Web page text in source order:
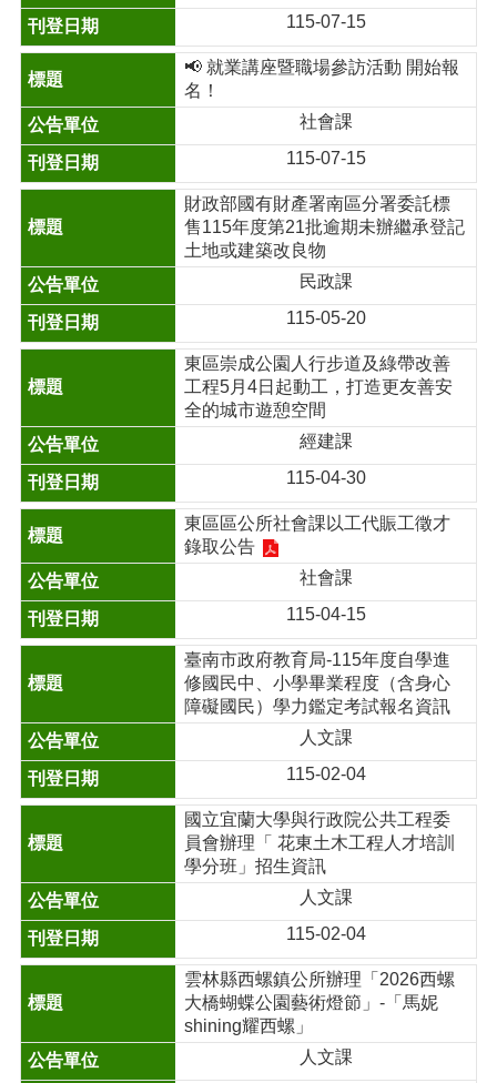
115-07-15
📢 就業講座暨職場參訪活動 開始報
名！
社會課
115-07-15
財政部國有財產署南區分署委託標
售115年度第21批逾期未辦繼承登記
土地或建築改良物
民政課
115-05-20
東區崇成公園人行步道及綠帶改善
工程5月4日起動工，打造更友善安
全的城市遊憩空間
經建課
115-04-30
東區區公所社會課以工代賑工徵才
錄取公告
社會課
115-04-15
臺南市政府教育局-115年度自學進
修國民中、小學畢業程度（含身心
障礙國民）學力鑑定考試報名資訊
人文課
115-02-04
國立宜蘭大學與行政院公共工程委
員會辦理「 花東土木工程人才培訓
學分班」招生資訊
人文課
115-02-04
雲林縣西螺鎮公所辦理「2026西螺
大橋蝴蝶公園藝術燈節」-「馬妮
shining耀西螺」
人文課